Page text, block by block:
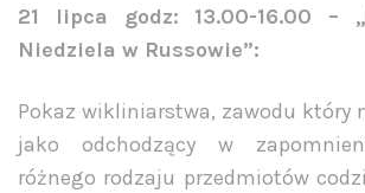
21 lipca godz: 13.00-16.00 –
Niedziela w Russowie”:
Pokaz wikliniarstwa, zawodu który
jako odchodzący w
różnego rodzaju przedmiotów